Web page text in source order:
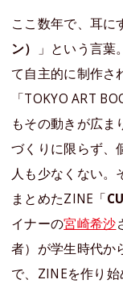
ここ数年で、耳に
ン）
」という言
て自主的に制作さ
「TOKYO ART
もその動きが広ま
づくりに限らず、
人も少なくない。
まとめたZINE「
イナーの宮崎希沙
者）が学生時代か
で、ZINEを作り